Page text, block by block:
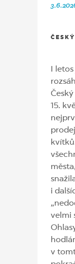
I
15.
i
velmi
v